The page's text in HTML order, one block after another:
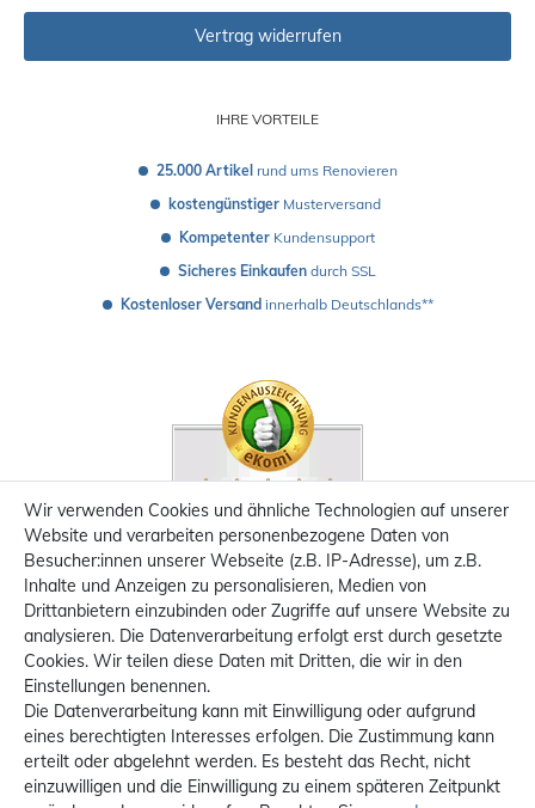
IHRE VORTEILE
25.000 Artikel rund ums Renovieren
kostengünstiger Musterversand
Kompetenter Kundensupport
Sicheres Einkaufen durch SSL
Kostenloser Versand innerhalb Deutschlands**
Vertrag widerrufen
Wir verwenden Cookies und ähnliche Technologien auf unserer
Website und verarbeiten personenbezogene Daten von
Besucher:innen unserer Webseite (z.B. IP-Adresse), um z.B.
Inhalte und Anzeigen zu personalisieren, Medien von
Drittanbietern einzubinden oder Zugriffe auf unsere Website zu
analysieren. Die Datenverarbeitung erfolgt erst durch gesetzte
Cookies. Wir teilen diese Daten mit Dritten, die wir in den
Einstellungen benennen.
Die Datenverarbeitung kann mit Einwilligung oder aufgrund
eines berechtigten Interesses erfolgen. Die Zustimmung kann
erteilt oder abgelehnt werden. Es besteht das Recht, nicht
einzuwilligen und die Einwilligung zu einem späteren Zeitpunkt